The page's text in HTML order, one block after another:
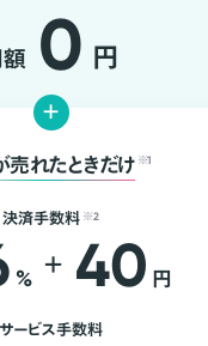
額 0 円
+
売れたときだけ ※1
決済手数料 ※2
% + 40 円
サービス手数料